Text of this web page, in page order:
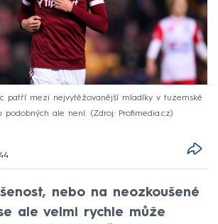
patří mezi nejvytěžovanější mladíky v tuzemské
podobných ale není.
Zdroj: Profimedia.cz
nebo na neozkoušené
ale velmi rychle může